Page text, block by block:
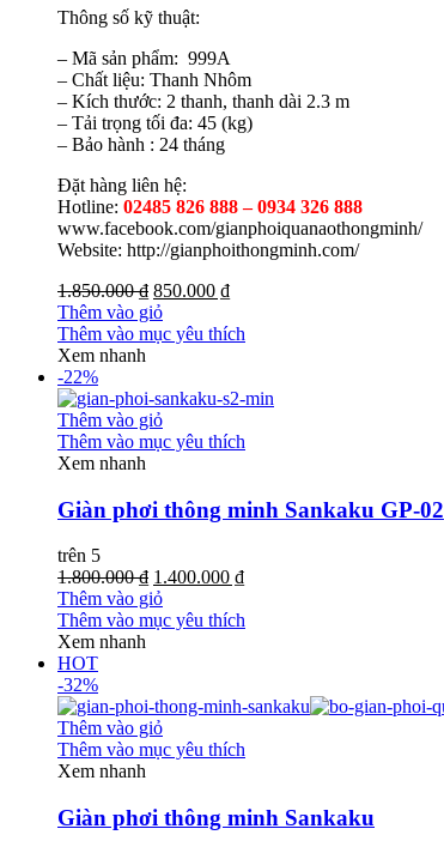
Thông số kỹ thuật:
– Mã sản phẩm: 999A
– Chất liệu: Thanh Nhôm
– Kích thước: 2 thanh, thanh dài 2.3 m
– Tải trọng tối đa: 45 (kg)
– Bảo hành : 24 tháng
Đặt hàng liên hệ:
Hotline: 02485 826 888 – 0934 326 888
www.facebook.com/gianphoiquanaothongminh/
Website: http://gianphoithongminh.com/
1.850.000 ₫ 850.000 ₫
Thêm vào giỏ
Thêm vào mục yêu thích
Xem nhanh
-22%
Thêm vào giỏ
Thêm vào mục yêu thích
Xem nhanh
Giàn phơi thông minh Sankaku GP-02
trên 5
1.800.000 ₫ 1.400.000 ₫
Thêm vào giỏ
Thêm vào mục yêu thích
Xem nhanh
HOT
-32%
Thêm vào giỏ
Thêm vào mục yêu thích
Xem nhanh
Giàn phơi thông minh Sankaku